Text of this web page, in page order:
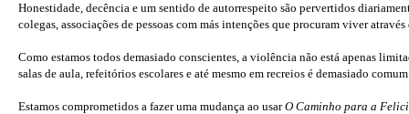
Honestidade, decência e um sentido de autorrespeito são pervertidos
colegas, associações de pessoas com más intenções que procuram viver
Como estamos todos demasiado conscientes, a violência não está apenas
salas de aula, refeitórios escolares e até mesmo em recreios é demasiado
Estamos comprometidos a fazer uma mudança ao usarO Caminho para a